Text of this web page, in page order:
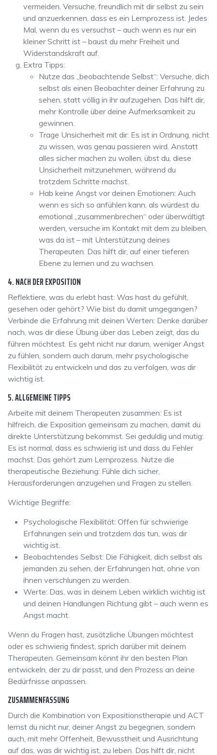
vermeiden. Versuche, freundlich mit dir selbst zu sein
und anzuerkennen, dass es ein Lernprozess ist. Jedes
Mal, wenn du es versuchst – auch wenn es nur ein
kleiner Schritt ist – baust du mehr Freiheit und
Widerstandskraft auf.
Extra Tipps:
Nutze das „beobachtende Selbst“: Versuche, dich
selbst als einen Beobachter deiner Erfahrung zu
sehen, statt völlig in ihr aufzugehen. Das hilft dir,
mehr Kontrolle über deine Aufmerksamkeit zu
gewinnen.
Trage Unsicherheit mit dir: Es ist in Ordnung, nicht
zu wissen, was genau passieren wird. Anstatt
alles sicher machen zu wollen, übst du, diese
Unsicherheit mitzunehmen, während du
trotzdem Schritte machst.
Hab keine Angst vor deinen Emotionen: Auch
wenn es sich so anfühlen kann, als würdest du
emotional „zusammenbrechen“ oder überwältigt
werden, versuche im Kontakt mit dem zu bleiben,
was da ist – mit Unterstützung deines
Therapeuten. Das hilft dir, auf einer tieferen
Ebene zu lernen und zu wachsen.
4. NACH DER EXPOSITION
Reflektiere, was du erlebt hast: Was hast du gefühlt,
gesehen oder gehört? Wie bist du damit umgegangen?
Verbinde die Erfahrung mit deinen Werten: Denke darüber
nach, was dir diese Übung über das Leben zeigt, das du
führen möchtest. Es geht nicht nur darum, weniger Angst
zu fühlen, sondern auch darum, mehr psychologische
Flexibilität zu entwickeln und das zu verfolgen, was dir
wichtig ist.
5. ALLGEMEINE TIPPS
Arbeite mit deinem Therapeuten zusammen: Es ist
hilfreich, die Exposition gemeinsam zu machen, damit du
direkte Unterstützung bekommst. Sei geduldig und mutig:
Es ist normal, dass es schwierig ist und dass du Fehler
machst. Das gehört zum Lernprozess. Nutze die
therapeutische Beziehung: Fühle dich sicher,
Herausforderungen anzugehen und Fragen zu stellen.
Wichtige Begriffe:
Psychologische Flexibilität: Offen für schwierige
Erfahrungen sein und trotzdem das tun, was dir
wichtig ist.
Beobachtendes Selbst: Die Fähigkeit, dich selbst als
jemanden zu sehen, der Erfahrungen hat, ohne von
ihnen verschlungen zu werden.
Werte: Das, was in deinem Leben wirklich wichtig ist
und deinen Handlungen Richtung gibt – auch wenn es
Angst macht.
Wenn du Fragen hast, zusätzliche Übungen möchtest
oder es schwierig findest, sprich darüber mit deinem
Therapeuten. Gemeinsam könnt ihr den besten Plan
entwickeln, der zu dir passt, und den Prozess an deine
Bedürfnisse anpassen.
ZUSAMMENFASSUNG
Durch die Kombination von Expositionstherapie und ACT
lernst du nicht nur, deiner Angst zu begegnen, sondern
auch, mit mehr Offenheit, Bewusstheit und Ausrichtung
auf das, was dir wichtig ist, zu leben. Das hilft dir, nicht